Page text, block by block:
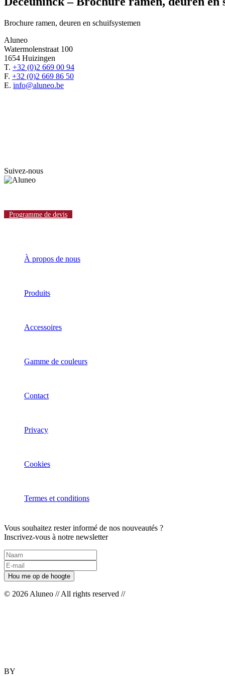
Brochure ramen, deuren en schuifsystemen
Aluneo
Watermolenstraat 100
1654 Huizingen
T. +32 (0)2 669 00 94
F. +32 (0)2 669 86 50
E. info@aluneo.be
Suivez-nous
Programme de devis
À propos de nous
Produits
Accessoires
Gamme de couleurs
Contact
Privacy
Cookies
Termes et conditions
Vous souhaitez rester informé de nos nouveautés ?
Inscrivez-vous à notre newsletter
© 2026 Aluneo // All rights reserved //
BY